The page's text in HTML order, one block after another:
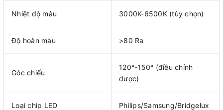
Nhiệt độ màu 3000K-6500K (tùy chọn)
Độ hoàn màu >80 Ra
Góc chiếu
120°-150° (điều chỉnh
được)
Loại chip LED Philips/Samsung/Bridgelux